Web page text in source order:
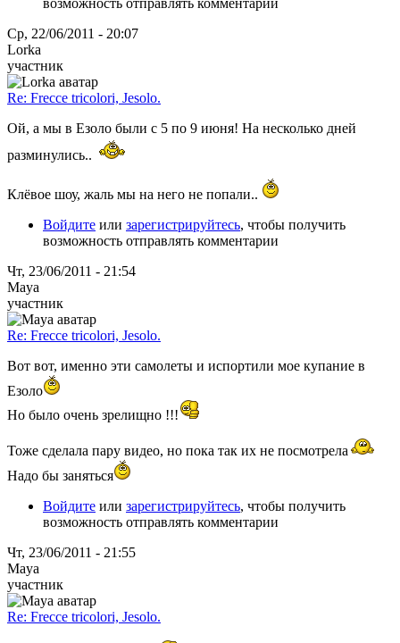
Ср, 22/06/2011 - 20:07
Lorka
участник
Re: Frecce tricolori, Jesolo.
Ой, а мы в Езоло были с 5 по 9 июня! На несколько дней
разминулись..
Клёвое шоу, жаль мы на него не попали..
Войдите или зарегистрируйтесь, чтобы получить
возможность отправлять комментарии
Чт, 23/06/2011 - 21:54
Maya
участник
Re: Frecce tricolori, Jesolo.
Вот вот, именно эти самолеты и испортили мое купание в
Езоло
Но было очень зрелищно !!!
Тоже сделала пару видео, но пока так их не посмотрела
Надо бы заняться
Войдите или зарегистрируйтесь, чтобы получить
возможность отправлять комментарии
Чт, 23/06/2011 - 21:55
Maya
участник
Re: Frecce tricolori, Jesolo.